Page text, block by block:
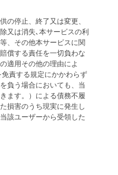
の停止、終了又は変更、
又は消失､本サービスの利
、その他本サービスに関
償する責任を一切負わな
適用その他の理由によ
責する規定にかかわらず
負う場合においても、当
ます。）による債務不履
損害のうち現実に発生し
該ユーザーから受領した